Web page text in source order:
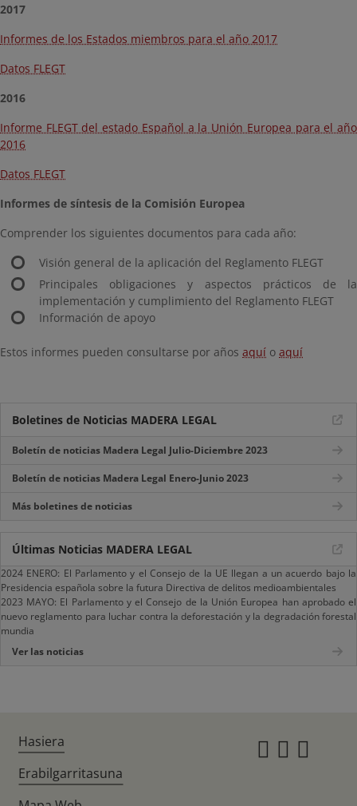
2017
Informes de los Estados miembros para el año 2017
Datos FLEGT
2016
Informe FLEGT del estado Español a la Unión Europea para el año
2016
Datos FLEGT
Informes de síntesis de la Comisión Europea
Comprender los siguientes documentos para cada año:
Visión general de la aplicación del Reglamento FLEGT
Principales obligaciones y aspectos prácticos de la
implementación y cumplimiento del Reglamento FLEGT
Información de apoyo
Estos informes pueden consultarse por años aquí o aquí
Boletines de Noticias MADERA LEGAL
Boletín de noticias Madera Legal Julio-Diciembre 2023
Boletín de noticias Madera Legal Enero-Junio 2023
Más boletines de noticias
Últimas Noticias MADERA LEGAL
2024 ENERO: El Parlamento y el Consejo de la UE llegan a un acuerdo bajo la
Presidencia española sobre la futura Directiva de delitos medioambientales
2023 MAYO: El Parlamento y el Consejo de la Unión Europea han aprobado el
nuevo reglamento para luchar contra la deforestación y la degradación forestal
mundia
Ver las noticias
Hasiera
Erabilgarritasuna